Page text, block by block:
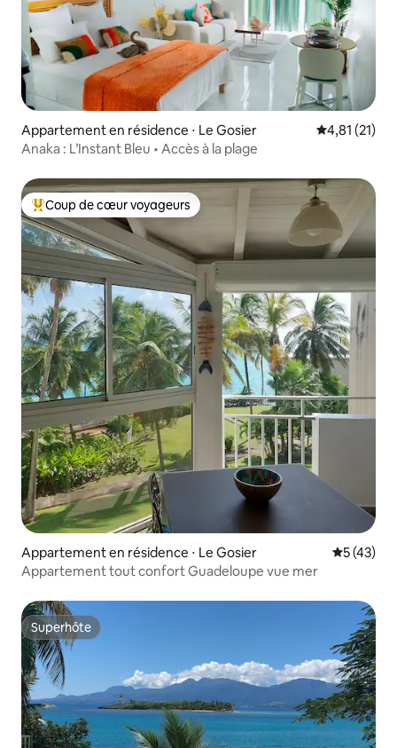
Appartement en résidence ⋅ Le Gosier Évaluation
4,81 (21)
Anaka : L’Instant Bleu • Accès à la plage
Coups de cœur voyageurs les plus appréciés
Coup de cœur voyageurs
Appartement en résidence ⋅ Le Gosier
5 (43)
Appartement tout confort Guadeloupe vue mer
Superhôte
Superhôte